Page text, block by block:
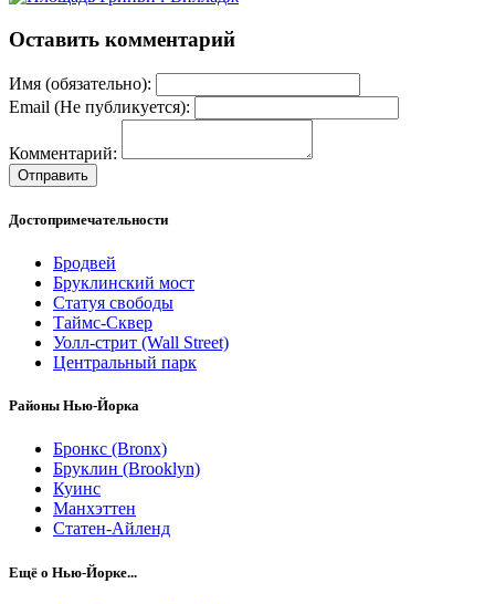
Оставить комментарий
Имя (обязательно):
Email (Не публикуется):
Комментарий:
Отправить
Достопримечательности
Бродвей
Бруклинский мост
Статуя свободы
Таймс-Сквер
Уолл-стрит (Wall Street)
Центральный парк
Районы Нью-Йорка
Бронкс (Bronx)
Бруклин (Brooklyn)
Куинс
Манхэттен
Статен-Айленд
Ещё о Нью-Йорке...